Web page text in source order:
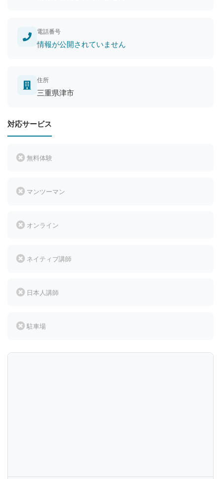
電話番号
情報が公開されていません
住所
三重県津市
対応サービス
無料体験
マンツーマン
オンライン
ネイティブ講師
日本人講師
駐車場